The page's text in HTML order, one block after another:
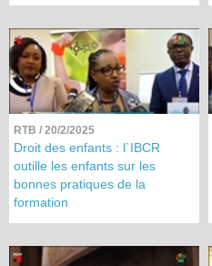
RTB / 20/2/2025
Droit des enfants : l`IBCR
outille les enfants sur les
bonnes pratiques de la
formation